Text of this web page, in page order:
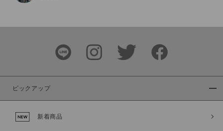
ピックアップ
新着商品